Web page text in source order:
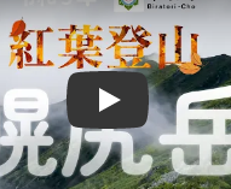
Play